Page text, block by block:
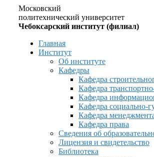
Московский
политехнический университет
Чебоксарский институт (филиал)
Главная
Институт
Об институте
Кафедры
Кафедра
Кафедра
Кафедра
Кафедра социально-
Кафедра
Кафедра права
Сведения об
Лицензия и свидетельство
Библиотека